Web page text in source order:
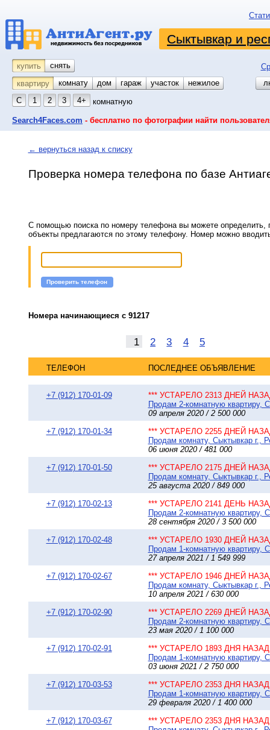
Сыктывкар и
купить снять
квартиру
комнату койко-место
дом гараж участок
нежилое
С
1 2 3 4+ комнатную
Search4Faces.com - бесплатно по фотографии найти
← вернуться назад к списку
Проверка номера телефона по базе
С помощью поиска по номеру телефона вы можете определить,
объекты предлагаются по этому телефону. Номер можно
Проверить телефон
Номера начинающиеся с 91217
1 2 3 4 5
ТЕЛЕФОН ПОСЛЕДНЕЕ ОБЪЯВЛЕНИЕ
+7 (912) 170-01-09
*** УСТАРЕЛО 2313 ДНЕЙ
Продам 2-комнатную квартиру,
09 апреля 2020 / 2 500 000
+7 (912) 170-01-34
*** УСТАРЕЛО 2255 ДНЕЙ
Продам комнату, Сыктывкар г.,
06 июня 2020 / 481 000
+7 (912) 170-01-50
*** УСТАРЕЛО 2175 ДНЕЙ
Продам комнату, Сыктывкар г.,
25 августа 2020 / 849 000
+7 (912) 170-02-13
*** УСТАРЕЛО 2141 ДЕНЬ
Продам 2-комнатную квартиру,
28 сентября 2020 / 3 500 000
+7 (912) 170-02-48
*** УСТАРЕЛО 1930 ДНЕЙ
Продам 1-комнатную квартиру,
27 апреля 2021 / 1 549 999
+7 (912) 170-02-67
*** УСТАРЕЛО 1946 ДНЕЙ
Продам комнату, Сыктывкар г.,
10 апреля 2021 / 630 000
+7 (912) 170-02-90
*** УСТАРЕЛО 2269 ДНЕЙ
Продам 2-комнатную квартиру,
23 мая 2020 / 1 100 000
+7 (912) 170-02-91
*** УСТАРЕЛО 1893 ДНЯ НАЗАД
Продам 1-комнатную квартиру,
03 июня 2021 / 2 750 000
+7 (912) 170-03-53
*** УСТАРЕЛО 2353 ДНЯ НАЗАД
Продам 1-комнатную квартиру,
29 февраля 2020 / 1 400 000
+7 (912) 170-03-67
*** УСТАРЕЛО 2353 ДНЯ НАЗАД